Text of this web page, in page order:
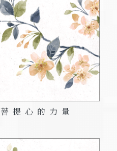
菩提心的力量